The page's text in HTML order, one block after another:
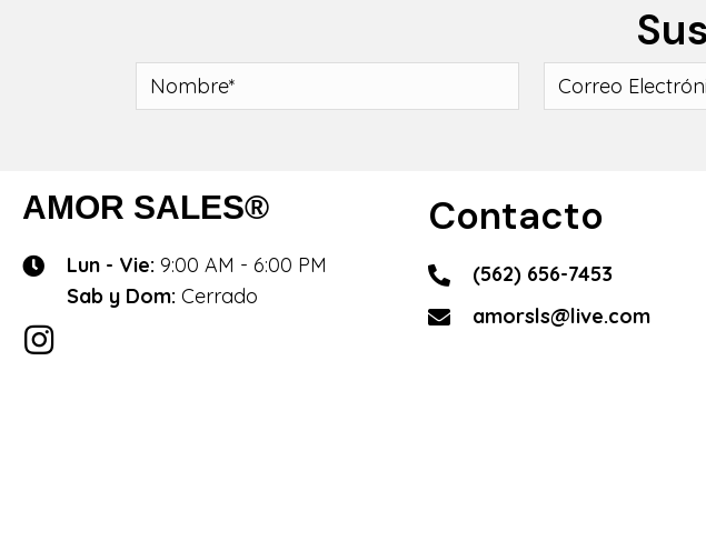
AMOR SALES®
Lun - Vie: 9:00 AM - 6:00 PM
Sab y Dom: Cerrado
Contacto
(562) 656-7453
amorsls@live.com